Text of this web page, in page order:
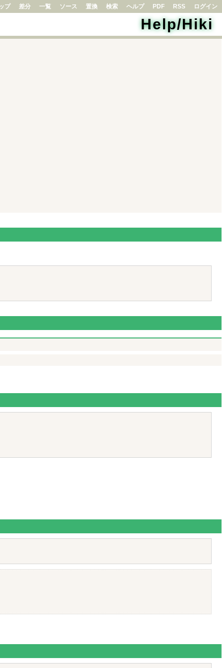
プ 差分 一覧 ソース 置換 検索 ヘルプ PDF RSS ログイン
Help/Hiki